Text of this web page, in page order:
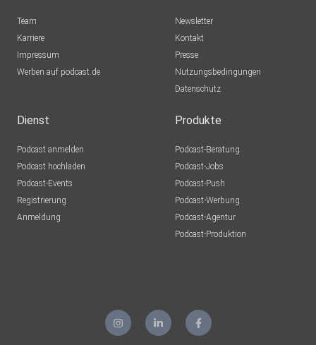
und
nicht-heterosexueller Personen sowie die Werte der
Menschenwürde, der Gleichheit und der Wahrung der
einschließlich der Rechte der Personen, die Minderheiten
angehören,
verletzen.“
...https://apolut.net/eu-putsch-ohne-widerstand-von-tilo-
Team
Karriere
Impressum
Werben auf podcast.de
Newsletter
Kontakt
Presse
Nutzungsbedingungen
Datenschutz
Dienst
Podcast anmelden
Podcast hochladen
Podcast-Events
Registrierung
Anmeldung
Produkte
Podcast-Beratung
Podcast-Jobs
Podcast-Push
Podcast-Werbung
Podcast-Agentur
Podcast-Produktion